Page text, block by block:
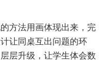
方法用画体现出来，完
让同桌互出问题的环
层升级，让学生体会数